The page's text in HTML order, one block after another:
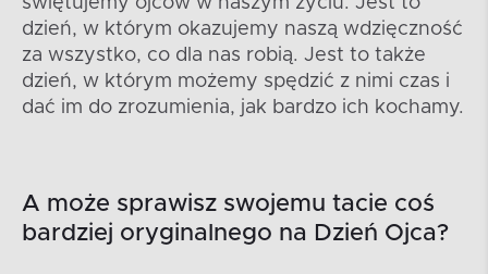
dzień, w którym okazujemy naszą wdzięczność
za wszystko, co dla nas robią. Jest to także
dzień, w którym możemy spędzić z nimi czas i
dać im do zrozumienia, jak bardzo ich kochamy.
A może sprawisz swojemu tacie coś
bardziej oryginalnego na Dzień Ojca?